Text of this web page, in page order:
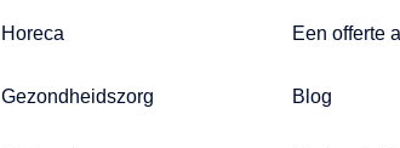
Horeca
Gezondheidszorg
Een offerte
Blog